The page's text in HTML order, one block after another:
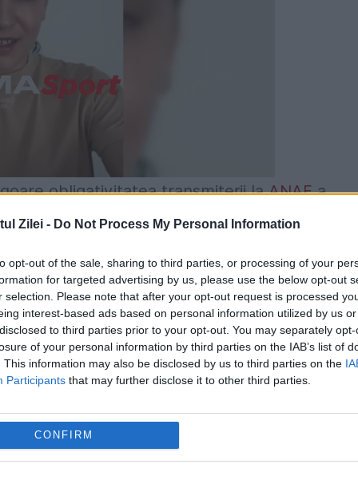
Zilei - Do Not Process My Personal Information
opt-out of the sale, sharing to third parties, or processing of your
for targeted advertising by us, please use the below opt-out
selection. Please note that after your opt-out request is processed
interest-based ads based on personal information utilized by us
to third parties prior to your opt-out. You may separately
of your personal information by third parties on the IAB’s list of
This information may also be disclosed by us to third parties on the
Participants that may further disclose it to other third parties.
CONFIRM
obligativitatea transmiterii laANAFa
intermediul Spațiului Virtual Privat (SPV).
dar și persoanelor fizice autorizate,
unică, dar și intreprinderilor
asocierilor și altor entități fără
o profesie liberală sau exercită o
fizice autorizate, întreprinderilor
ANAF prin intermediul unui comunicat de